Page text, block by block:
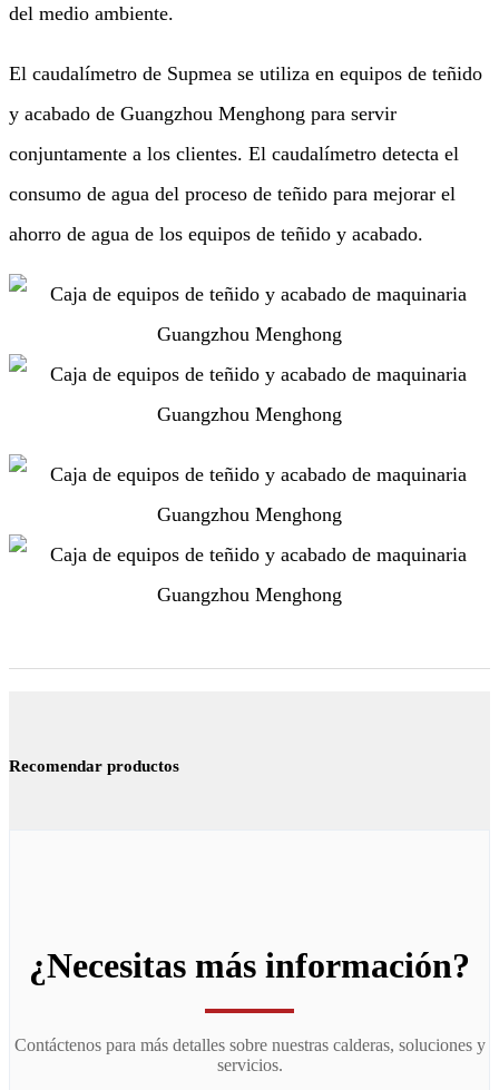
del medio ambiente.
El caudalímetro de Supmea se utiliza en equipos de teñido
y acabado de Guangzhou Menghong para servir
conjuntamente a los clientes. El caudalímetro detecta el
consumo de agua del proceso de teñido para mejorar el
ahorro de agua de los equipos de teñido y acabado.
Recomendar productos
¿Necesitas más información?
Contáctenos para más detalles sobre nuestras calderas, soluciones y
servicios.